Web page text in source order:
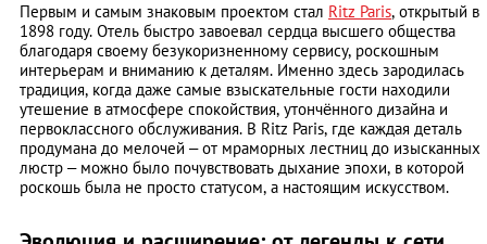
Первым и самым знаковым проектом стал Ritz Paris, открытый в
1898 году. Отель быстро завоевал сердца высшего общества
благодаря своему безукоризненному сервису, роскошным
интерьерам и вниманию к деталям. Именно здесь зародилась
традиция, когда даже самые взыскательные гости находили
утешение в атмосфере спокойствия, утончённого дизайна и
первоклассного обслуживания. В Ritz Paris, где каждая деталь
продумана до мелочей – от мраморных лестниц до изысканных
люстр – можно было почувствовать дыхание эпохи, в которой
роскошь была не просто статусом, а настоящим искусством.